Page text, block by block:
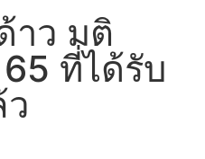
าว มติ
ที่ได้รับ